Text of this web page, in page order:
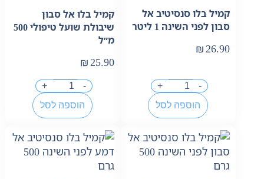
קמיל בלו סנסיטיב אל
סבון לפני השינה 1 ליטר
₪ 26.90
-
+
הוספה לסל
קמיל בלו אל סבון
שיבולת שועל טיפולי 500
מ״ל
₪ 25.90
-
+
הוספה לסל